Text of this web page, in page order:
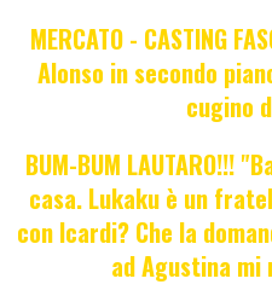
MERCATO - CASTING
Alonso in secondo
cugino
BUM-BUM LAUTARO!!!
casa. Lukaku è un
con Icardi? Che la
ad Agustina